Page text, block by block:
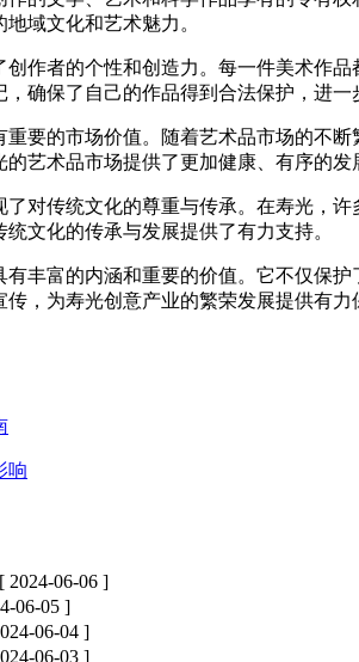
域文化和艺术魅力。
作者的个性和创造力。每一件美术作
确保了自己的作品得到合法保护，进一
要的市场价值。随着艺术品市场的不
艺术品市场提供了更加健康、有序的发
对传统文化的尊重与传承。在寿光，
文化的传承与发展提供了有力支持。
丰富的内涵和重要的价值。它不仅保
，为寿光创意产业的繁荣发展提供有力
响
[ 2024-06-06 ]
06-05 ]
06-04 ]
06-03 ]